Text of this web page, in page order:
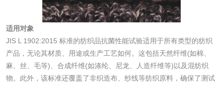
适用对象
JIS L 1902:2015 标准的纺织品抗菌性能试验适用于所有类型的纺织
产品，无论其材质、用途或生产工艺如何。这包括天然纤维(如棉、
麻、丝、毛等)、合成纤维(如涤纶、尼龙、人造纤维等)以及混纺织
物。此外，该标准还覆盖了非织造布、纱线等纺织原料，确保了测试
化妆品
化妆品毒理试验 化妆品毒理测试
化妆品眼刺激试验 化妆品皮肤刺激试